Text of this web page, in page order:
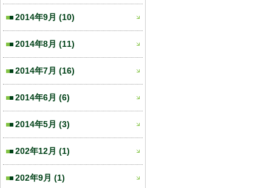
2014年9月 (10)
2014年8月 (11)
2014年7月 (16)
2014年6月 (6)
2014年5月 (3)
202年12月 (1)
202年9月 (1)